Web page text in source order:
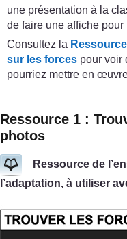
une présentation à la
de faire une affiche
Consultez la
sur les forces pour voir
pourriez mettre en
Ressource 1 :
photos
Ressource de
l’adaptation, à utiliser